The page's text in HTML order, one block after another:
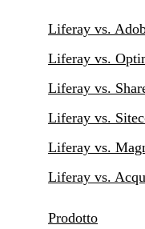
Liferay vs.
Liferay vs.
Liferay vs.
Liferay vs.
Liferay vs.
Liferay vs.
Prodotto